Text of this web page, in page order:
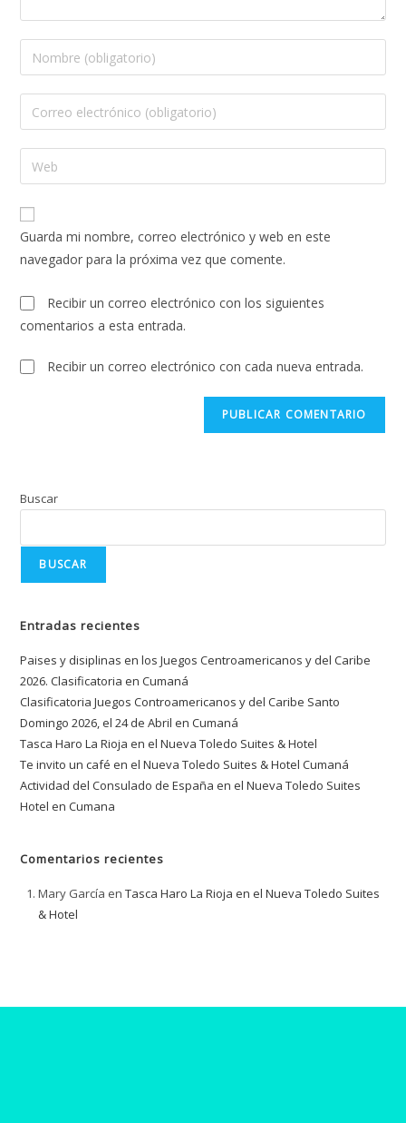
Guarda mi nombre, correo electrónico y web en este
navegador para la próxima vez que comente.
Recibir un correo electrónico con los siguientes
comentarios a esta entrada.
Recibir un correo electrónico con cada nueva entrada.
Buscar
BUSCAR
Entradas recientes
Paises y disiplinas en los Juegos Centroamericanos y del Caribe
2026. Clasificatoria en Cumaná
Clasificatoria Juegos Controamericanos y del Caribe Santo
Domingo 2026, el 24 de Abril en Cumaná
Tasca Haro La Rioja en el Nueva Toledo Suites & Hotel
Te invito un café en el Nueva Toledo Suites & Hotel Cumaná
Actividad del Consulado de España en el Nueva Toledo Suites
Hotel en Cumana
Comentarios recientes
Mary García enTasca Haro La Rioja en el Nueva Toledo Suites
& Hotel